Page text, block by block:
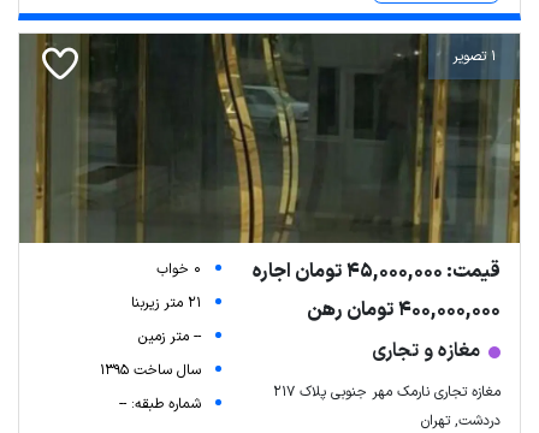
1 تصویر
قیمت: 45,000,000 تومان اجاره
400,000,000 تومان رهن
مغازه و تجاری
مغازه تجاری نارمک مهر جنوبی پلاک ۲۱۷
دردشت, تهران
0 خواب
21 متر زیربنا
-- متر زمین
سال ساخت 1395
شماره طبقه: --